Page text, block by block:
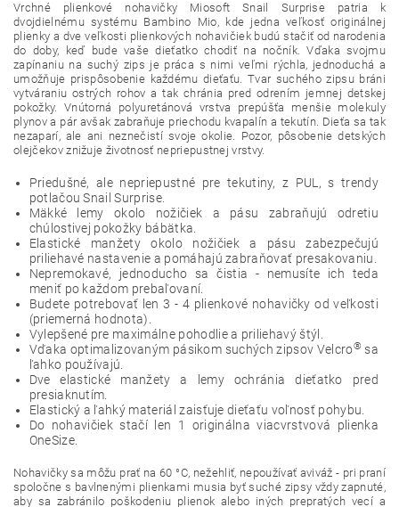
Vrchné plienkové nohavičky Miosoft Snail Surprise patria k
dvojdielnému systému Bambino Mio, kde jedna veľkosť originálnej
plienky a dve veľkosti plienkových nohavičiek budú stačiť od narodenia
do doby, keď bude vaše dieťatko chodiť na nočník. Vďaka svojmu
zapínaniu na suchý zips je práca s nimi veľmi rýchla, jednoduchá a
umožňuje prispôsobenie každému dieťaťu. Tvar suchého zipsu bráni
vytváraniu ostrých rohov a tak chránia pred odrením jemnej detskej
pokožky. Vnútorná polyuretánová vrstva prepúšťa menšie molekuly
plynov a pár avšak zabraňuje priechodu kvapalín a tekutín. Dieťa sa tak
nezaparí, ale ani neznečistí svoje okolie. Pozor, pôsobenie detských
olejčekov znižuje životnosť nepriepustnej vrstvy.
Priedušné, ale nepriepustné pre tekutiny, z PUL, s trendy
potlačou Snail Surprise.
Mäkké lemy okolo nožičiek a pásu zabraňujú odretiu
chúlostivej pokožky bábätka.
Elastické manžety okolo nožičiek a pásu zabezpečujú
priliehavé nastavenie a pomáhajú zabraňovať presakovaniu.
Nepremokavé, jednoducho sa čistia - nemusíte ich teda
meniť po každom prebaľovaní.
Budete potrebovať len 3 - 4 plienkové nohavičky od veľkosti
(priemerná hodnota).
Vylepšené pre maximálne pohodlie a priliehavý štýl.
Vďaka optimalizovaným pásikom suchých zipsov Velcro® sa
ľahko používajú.
Dve elastické manžety a lemy ochránia dieťatko pred
presiaknutím.
Elastický a ľahký materiál zaisťuje dieťaťu voľnosť pohybu.
Do nohavičiek stačí len 1 originálna viacvrstvová plienka
OneSize.
Nohavičky sa môžu prať na 60 °C, nežehliť, nepoužívať aviváž - pri praní
spoločne s bavlnenými plienkami musia byť suché zipsy vždy zapnuté,
aby sa zabránilo poškodeniu plienok alebo iných prepratých vecí a